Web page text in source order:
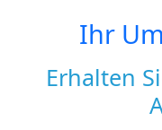
Ihr
Erhalten